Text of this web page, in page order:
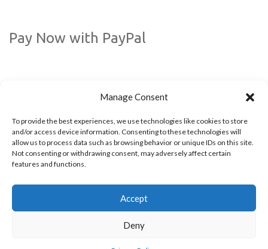
Manage Consent
To provide the best experiences, we use technologies like cookies to store
and/or access device information. Consenting to these technologies will
allow us to process data such as browsing behavior or unique IDs on this site.
Not consenting or withdrawing consent, may adversely affect certain
features and functions.
Accept
Deny
Pay Now with PayPal
Volg ons via social media!
© 2009 - 2026 All rights reserved. Powered by